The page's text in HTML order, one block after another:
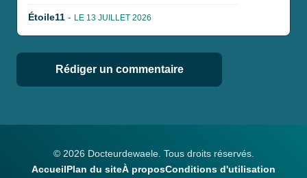
Étoile11 - LE 13 JUILLET 2026
Rédiger un commentaire
© 2026 Docteurdewaele. Tous droits réservés.
AccueilPlan du siteÀ proposConditions d'utilisation